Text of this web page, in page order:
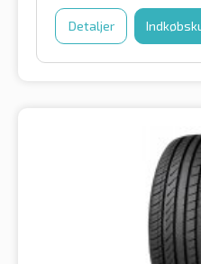
Detaljer